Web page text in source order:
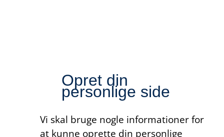
Opret din
personlige side
Vi skal bruge nogle informationer for
at kunne oprette din personlige